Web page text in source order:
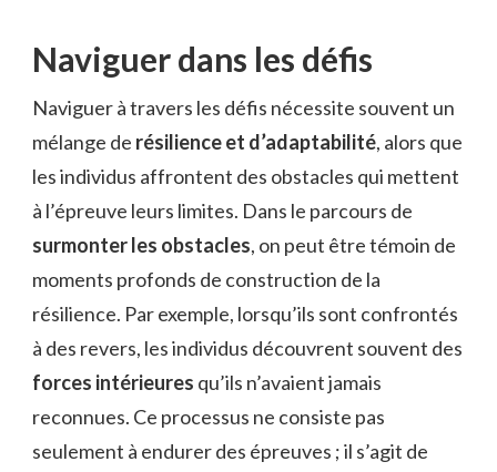
Naviguer dans les défis
Naviguer à travers les défis nécessite souvent un
mélange de résilience et d’adaptabilité, alors que
les individus affrontent des obstacles qui mettent
à l’épreuve leurs limites. Dans le parcours de
surmonter les obstacles, on peut être témoin de
moments profonds de construction de la
résilience. Par exemple, lorsqu’ils sont confrontés
à des revers, les individus découvrent souvent des
forces intérieures qu’ils n’avaient jamais
reconnues. Ce processus ne consiste pas
seulement à endurer des épreuves ; il s’agit de